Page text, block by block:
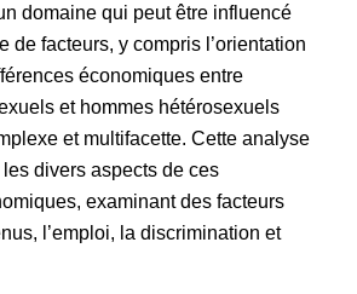
domaine qui peut être influencé
de facteurs, y compris l’orientation
économiques entre
et hommes hétérosexuels
et multifacette. Cette analyse
divers aspects de ces
examinant des facteurs
l’emploi, la discrimination et